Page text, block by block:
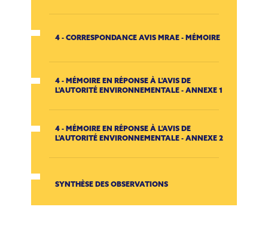
4 - CORRESPONDANCE AVIS MRAE - MÉMOIRE
4 - MÉMOIRE EN RÉPONSE À L'AVIS DE
L'AUTORITÉ ENVIRONNEMENTALE - ANNEXE 1
4 - MÉMOIRE EN RÉPONSE À L'AVIS DE
L'AUTORITÉ ENVIRONNEMENTALE - ANNEXE 2
SYNTHÈSE DES OBSERVATIONS